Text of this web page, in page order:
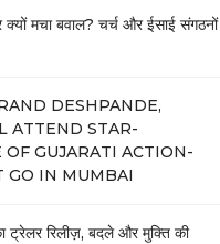
मचा बवाल? चर्च और ईसाई संगठनों
DESHPANDE,
ATTEND STAR-
GUJARATI ACTION-
GO IN MUMBAI
ट्रेलर रिलीज़, बदले और मुक्ति की